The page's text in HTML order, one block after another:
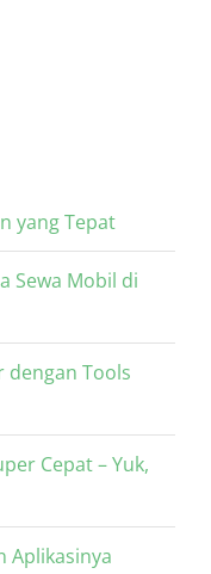
yang Tepat
Sewa Mobil di
dengan Tools
Cepat – Yuk,
Aplikasinya